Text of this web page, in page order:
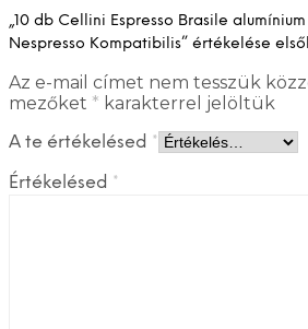
„10 db Cellini Espresso Brasile
Nespresso Kompatibilis” értékelése
Az e-mail címet nem tesszük
mezőket * karakterrel jelöltük
A te értékelésed *
Értékelésed *